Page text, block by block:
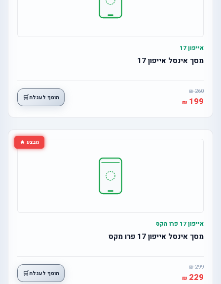
אייפון 17
מסך אינסל אייפון 17
260
199 הוסף לעגלה🛒
מבצע 🔥
אייפון 17 פרו מקס
מסך אינסל אייפון 17 פרו מקס
299
229 הוסף לעגלה🛒